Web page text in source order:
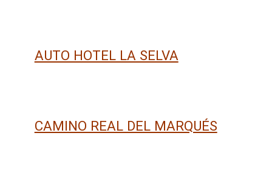
AUTO HOTEL LA SELVA
CAMINO REAL DEL MARQUÉS